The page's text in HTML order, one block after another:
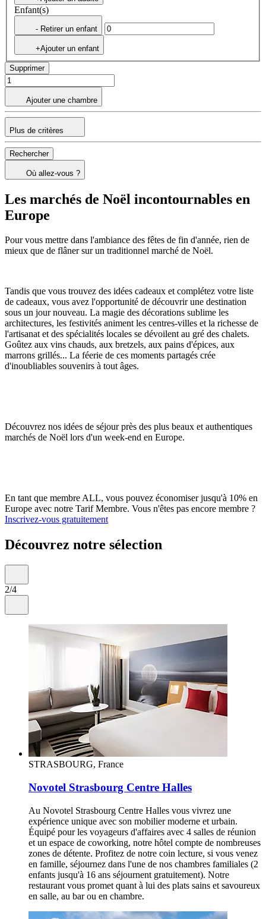
Enfant(s)
- Retirer un enfant
+Ajouter un enfant
Supprimer
Ajouter une chambre
Plus de critères
Rechercher
Où allez-vous ?
Les marchés de Noël incontournables en
Europe
Pour vous mettre dans l'ambiance des fêtes de fin d'année, rien de
mieux que de flâner sur un traditionnel marché de Noël.
Tandis que vous trouvez des idées cadeaux et complétez votre liste
de cadeaux, vous avez l'opportunité de découvrir une destination
sous un jour nouveau. La magie des décorations sublime les
architectures, les festivités animent les centres-villes et la richesse de
l'artisanat et des spécialités locales se dévoilent au gré des chalets.
Goûtez aux vins chauds, aux bretzels, aux pains d'épices, aux
marrons grillés... La féerie de ces moments partagés crée
d'inoubliables souvenirs à tout âges.
Découvrez nos idées de séjour près des plus beaux et authentiques
marchés de Noël lors d'un week-end en Europe.
En tant que membre ALL, vous pouvez économiser jusqu'à 10% en
Europe avec notre Tarif Membre. Vous n'êtes pas encore membre ?
Inscrivez-vous gratuitement
Découvrez notre sélection
2/4
STRASBOURG, France
Novotel Strasbourg Centre Halles
Au Novotel Strasbourg Centre Halles vous vivrez une
expérience unique avec son mobilier moderne et urbain.
Équipé pour les voyageurs d'affaires avec 4 salles de réunion
et un espace de coworking, notre hôtel compte de nombreuses
zones de détente. Profitez de notre coin lecture, si vous venez
en famille, séjournez dans l'une de nos chambres familiales (2
enfants jusqu'à 16 ans séjournent gratuitement). Notre
restaurant vous promet quant à lui des plats sains et savoureux
en salle, au bar ou en chambre.